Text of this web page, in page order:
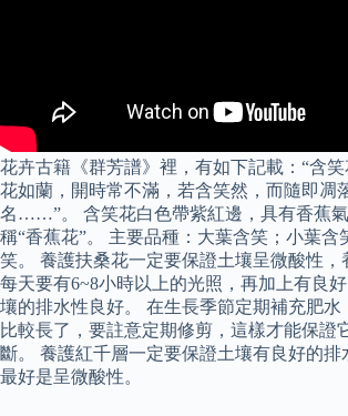
花卉古籍《群芳譜》裡，有如下記載：“含笑
花如蘭，開時常不滿，若含笑然，而隨即凋
名……”。 含笑花白色帶紫紅邊，具有香蕉氣
稱“香蕉花”。 主要品種：大葉含笑；小葉含
笑。 養護扶桑花一定要保證土壤呈微酸性，
每天要有6~8小時以上的光照，再加上有良
壤的排水性良好。 在生長季節定期補充肥水
比較長了，要註意定期修剪，這樣才能保證
斷。 養護紅千層一定要保證土壤有良好的排
最好是呈微酸性。